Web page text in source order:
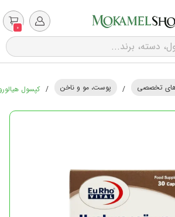
0
تخصصی / پوست، مو و ناخن / کپسول